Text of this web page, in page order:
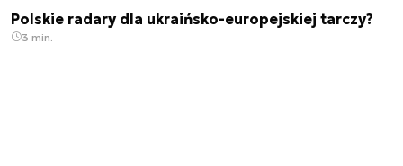
Polskie radary dla ukraińsko-europejskiej tarczy?
3 min.